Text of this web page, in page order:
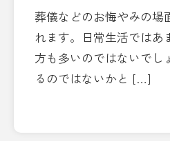
葬儀などのお悔やみの場
れます。日常生活ではあ
方も多いのではないでし
るのではないかと […]